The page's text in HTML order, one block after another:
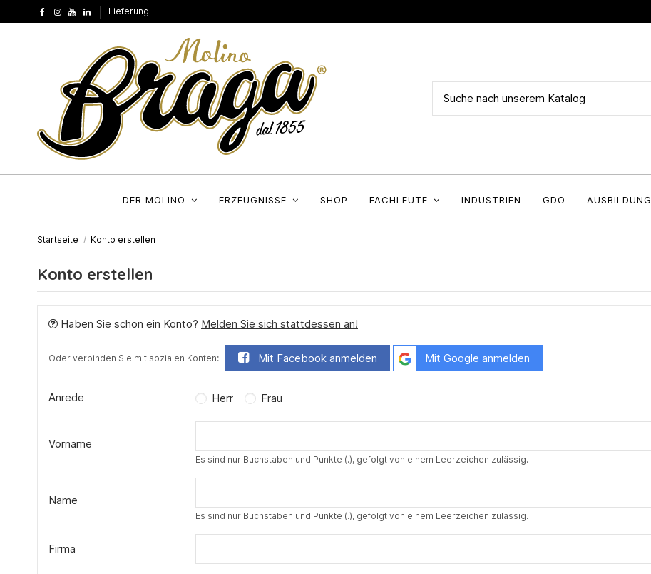
Lieferung
DER MOLINO ERZEUGNISSE SHOP FACHLEUTE INDUSTRIEN GDO AUSBILDUNG
Startseite Konto erstellen
Konto erstellen
Haben Sie schon ein Konto? Melden Sie sich stattdessen an!
Oder verbinden Sie mit sozialen Konten: Mit Facebook anmelden Mit Google anmelden
Anrede Herr Frau
Vorname
Es sind nur Buchstaben und Punkte (.), gefolgt von einem Leerzeichen zulässig.
Name
Es sind nur Buchstaben und Punkte (.), gefolgt von einem Leerzeichen zulässig.
Firma